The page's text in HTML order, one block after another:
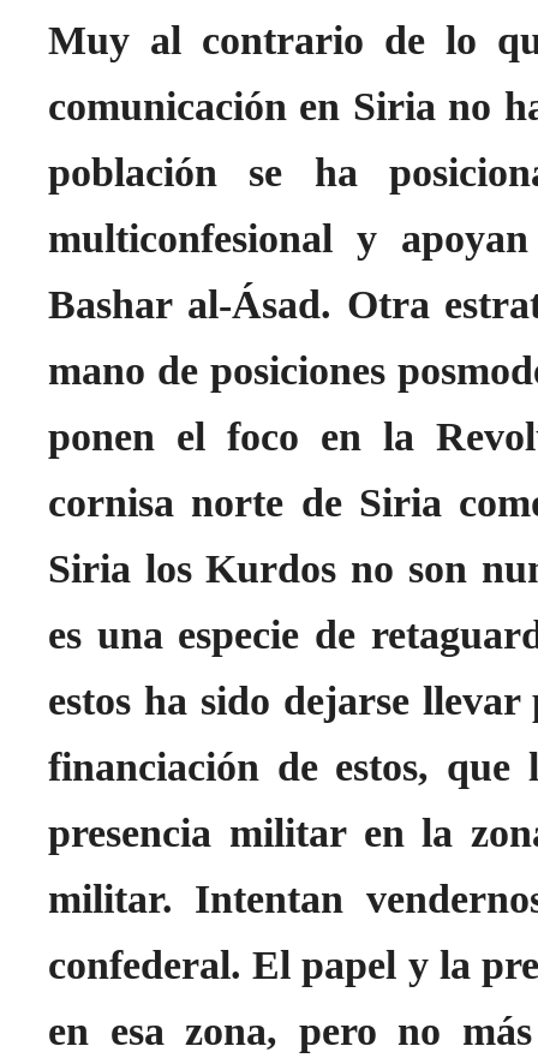
Muy al contrario de lo
comunicación en Siria no
población se ha
multiconfesional y
Bashar al-Ásad. Otra
mano de posiciones
ponen el foco en la
cornisa norte de Siria
Siria los Kurdos no son
es una especie de
estos ha sido dejarse
financiación de estos, que
presencia militar en la
militar. Intentan
confederal. El papel y la
en esa zona, pero no